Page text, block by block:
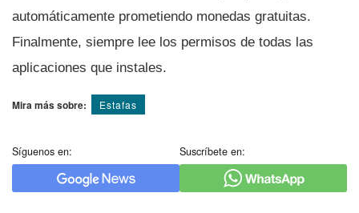
automáticamente prometiendo monedas gratuitas.
Finalmente, siempre lee los permisos de todas las
aplicaciones que instales.
Mira más sobre: Estafas
Síguenos en: Suscríbete en: